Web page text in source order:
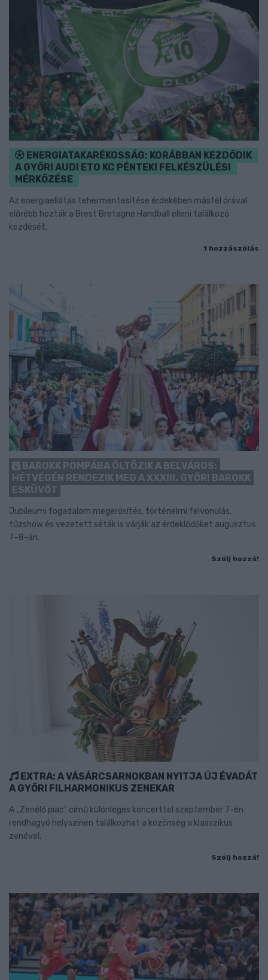
ENERGIATAKARÉKOSSÁG: KORÁBBAN KEZDŐDIK
A GYŐRI AUDI ETO KC PÉNTEKI FELKÉSZÜLÉSI
MÉRKŐZÉSE
Az energiaellátás tehermentesítése érdekében másfél órával
előrébb hozták a Brest Bretagne Handball elleni találkozó
kezdését.
1 hozzászólás
BAROKK POMPÁBA ÖLTÖZIK A BELVÁROS:
HÉTVÉGÉN RENDEZIK MEG A XXXIII. GYŐRI BAROKK
ESKÜVŐT
Jubileumi fogadalom megerősítés, történelmi felvonulás,
tűzshow és vezetett séták is várják az érdeklődőket augusztus
7–8-án.
Szólj hozzá!
EXTRA: A VÁSÁRCSARNOKBAN NYITJA ÚJ ÉVADÁT
A GYŐRI FILHARMONIKUS ZENEKAR
A „Zenélő piac” című különleges koncerttel szeptember 7-én
rendhagyó helyszínen találkozhat a közönség a klasszikus
zenével.
Szólj hozzá!